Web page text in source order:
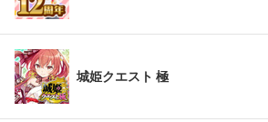
城姫クエスト 極